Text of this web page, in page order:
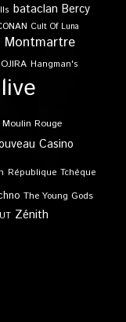
bataclan Bercy
Cult Of Luna
Montmartre
Hangman's
live
Rouge
Casino
République Tchèque
The Young Gods
Zénith